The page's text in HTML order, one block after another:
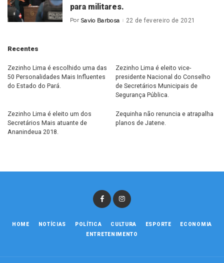
para militares.
Posted
Por Savio Barbosa 22 de fevereiro de 2021
Recentes
Zezinho Lima é escolhido uma das
50 Personalidades Mais Influentes
do Estado do Pará.
Zezinho Lima é eleito vice-
presidente Nacional do Conselho
de Secretários Municipais de
Segurança Pública.
Zezinho Lima é eleito um dos
Secretários Mais atuante de
Ananindeua 2018.
Zequinha não renuncia e atrapalha
planos de Jatene.
HOME NOTÍCIAS POLÍTICA CULTURA ESPORTE
ECONOMIA
ENTRETENIMENTO